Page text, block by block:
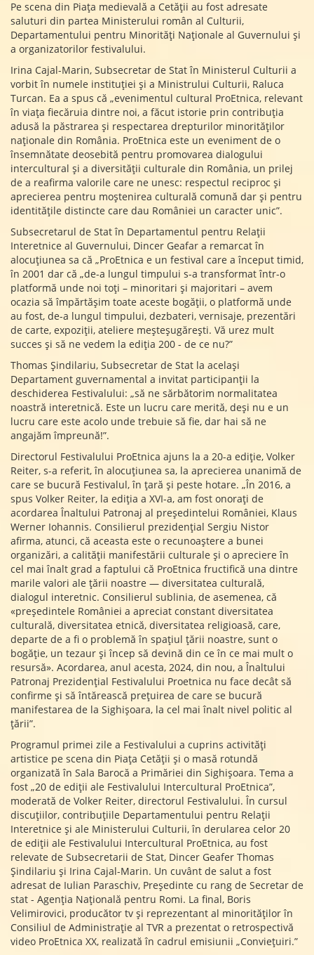
Pe scena din Piața medievală a Cetății au fost adresate
saluturi din partea Ministerului român al Culturii,
Departamentului pentru Minorități Naționale al Guvernului și
a organizatorilor festivalului.
Irina Cajal-Marin, Subsecretar de Stat în Ministerul Culturii a
vorbit în numele instituției și a Ministrului Culturii, Raluca
Turcan. Ea a spus că „evenimentul cultural ProEtnica, relevant
în viața fiecăruia dintre noi, a făcut istorie prin contribuția
adusă la păstrarea și respectarea drepturilor minorităților
naționale din România. ProEtnica este un eveniment de o
însemnătate deosebită pentru promovarea dialogului
intercultural și a diversității culturale din România, un prilej
de a reafirma valorile care ne unesc: respectul reciproc și
aprecierea pentru moștenirea culturală comună dar și pentru
identitățile distincte care dau României un caracter unic”.
Subsecretarul de Stat în Departamentul pentru Relații
Interetnice al Guvernului, Dincer Geafar a remarcat în
alocuțiunea sa că „ProEtnica e un festival care a început timid,
în 2001 dar că „de-a lungul timpului s-a transformat într-o
platformă unde noi toți – minoritari și majoritari – avem
ocazia să împărtășim toate aceste bogății, o platformă unde
au fost, de-a lungul timpului, dezbateri, vernisaje, prezentări
de carte, expoziții, ateliere meșteșugărești. Vă urez mult
succes și să ne vedem la ediția 200 - de ce nu?”
Thomas Șindilariu, Subsecretar de Stat la același
Departament guvernamental a invitat participanții la
deschiderea Festivalului: „să ne sărbătorim normalitatea
noastră interetnică. Este un lucru care merită, deși nu e un
lucru care este acolo unde trebuie să fie, dar hai să ne
angajăm împreună!”.
Directorul Festivalului ProEtnica ajuns la a 20-a ediție, Volker
Reiter, s-a referit, în alocuțiunea sa, la aprecierea unanimă de
care se bucură Festivalul, în țară și peste hotare. „În 2016, a
spus Volker Reiter, la ediția a XVI-a, am fost onorați de
acordarea Înaltului Patronaj al președintelui României, Klaus
Werner Iohannis. Consilierul prezidențial Sergiu Nistor
afirma, atunci, că aceasta este o recunoaștere a bunei
organizări, a calității manifestării culturale și o apreciere în
cel mai înalt grad a faptului că ProEtnica fructifică una dintre
marile valori ale țării noastre — diversitatea culturală,
dialogul interetnic. Consilierul sublinia, de asemenea, că
«președintele României a apreciat constant diversitatea
culturală, diversitatea etnică, diversitatea religioasă, care,
departe de a fi o problemă în spațiul țării noastre, sunt o
bogăție, un tezaur și încep să devină din ce în ce mai mult o
resursă». Acordarea, anul acesta, 2024, din nou, a Înaltului
Patronaj Prezidențial Festivalului Proetnica nu face decât să
confirme și să întărească prețuirea de care se bucură
manifestarea de la Sighișoara, la cel mai înalt nivel politic al
țării”.
Programul primei zile a Festivalului a cuprins activități
artistice pe scena din Piața Cetății și o masă rotundă
organizată în Sala Barocă a Primăriei din Sighișoara. Tema a
fost „20 de ediții ale Festivalului Intercultural ProEtnica”,
moderată de Volker Reiter, directorul Festivalului. În cursul
discuțiilor, contribuțiile Departamentului pentru Relații
Interetnice și ale Ministerului Culturii, în derularea celor 20
de ediții ale Festivalului Intercultural ProEtnica, au fost
relevate de Subsecretarii de Stat, Dincer Geafer Thomas
Șindilariu și Irina Cajal-Marin. Un cuvânt de salut a fost
adresat de Iulian Paraschiv, Președinte cu rang de Secretar de
stat - Agenția Națională pentru Romi. La final, Boris
Velimirovici, producător tv și reprezentant al minorităților în
Consiliul de Administrație al TVR a prezentat o retrospectivă
video ProEtnica XX, realizată în cadrul emisiunii „Conviețuiri.”